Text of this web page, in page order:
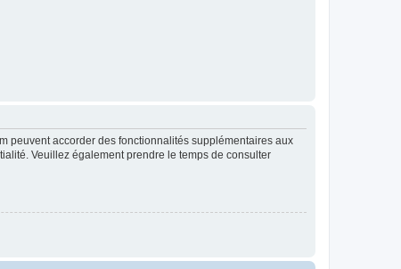
peuvent accorder des fonctionnalités supplémentaires aux
Veuillez également prendre le temps de consulter